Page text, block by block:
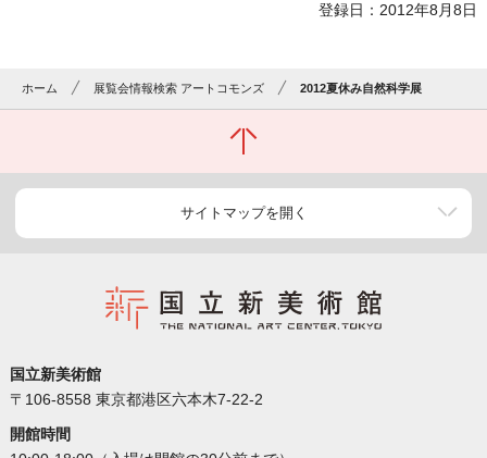
登録日：2012年8月8日
ホーム 展覧会情報検索 アートコモンズ 2012夏休み自然科学展
サイトマップを開く
国立新美術館
〒106-8558 東京都港区六本木7-22-2
開館時間